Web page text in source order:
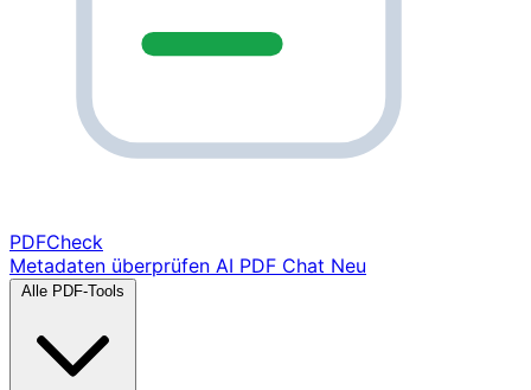
PDFCheck
Metadaten überprüfen AI PDF Chat Neu
Alle PDF-Tools